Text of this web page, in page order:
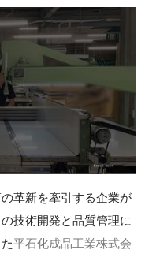
革新を牽引する企業が
技術開発と品質管理に
平石化成品工業株式会